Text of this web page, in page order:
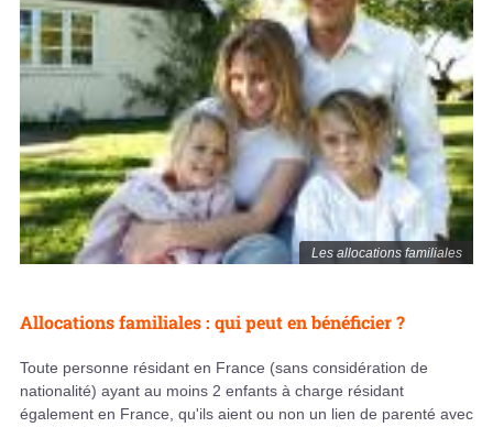
Les allocations familiales
Allocations familiales : qui peut en bénéficier ?
Toute personne résidant en France (sans considération de
nationalité) ayant au moins 2 enfants à charge résidant
également en France, qu'ils aient ou non un lien de parenté avec